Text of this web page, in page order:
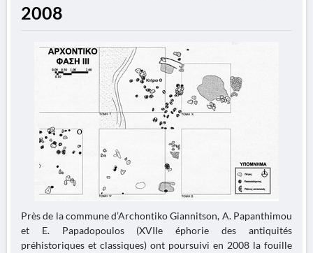
2008
Près de la commune d’Archontiko Giannitson, A. Papanthimou
et E. Papadopoulos (XVIIe éphorie des antiquités
préhistoriques et classiques) ont poursuivi en 2008 la fouille